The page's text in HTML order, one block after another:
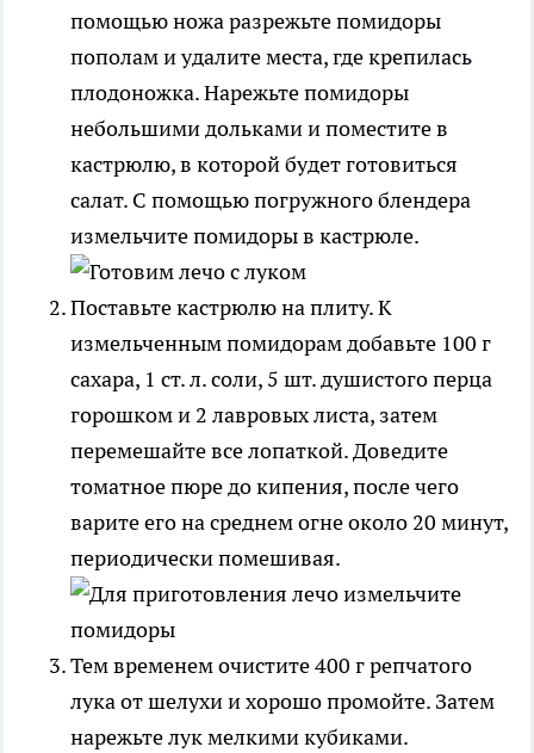
помощью ножа разрежьте помидоры
пополам и удалите места, где крепилась
плодоножка. Нарежьте помидоры
небольшими дольками и поместите в
кастрюлю, в которой будет готовиться
салат. С помощью погружного блендера
измельчите помидоры в кастрюле.
Поставьте кастрюлю на плиту. К
измельченным помидорам добавьте 100 г
сахара, 1 ст. л. соли, 5 шт. душистого перца
горошком и 2 лавровых листа, затем
перемешайте все лопаткой. Доведите
томатное пюре до кипения, после чего
варите его на среднем огне около 20 минут,
периодически помешивая.
Тем временем очистите 400 г репчатого
лука от шелухи и хорошо промойте. Затем
нарежьте лук мелкими кубиками.